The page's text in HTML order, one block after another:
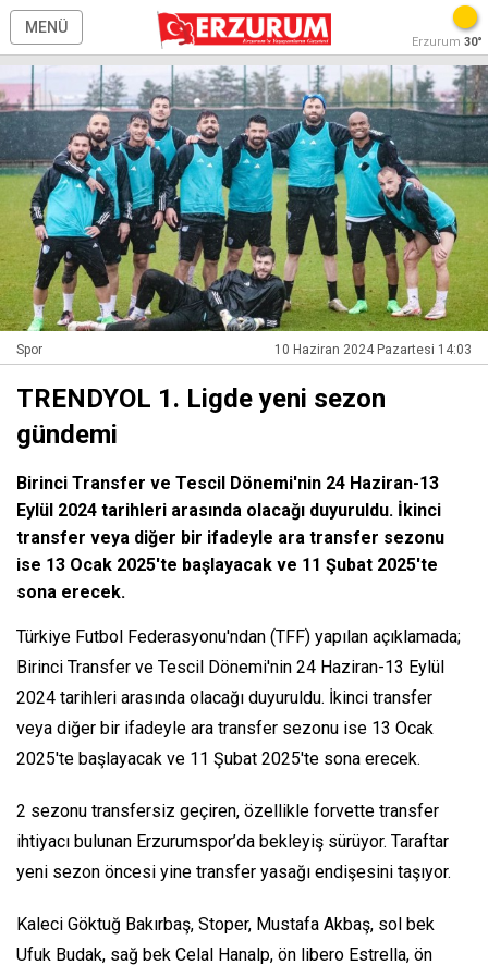
MENÜ
Erzurum 30°
Spor 10 Haziran 2024 Pazartesi 14:03
TRENDYOL 1. Ligde yeni sezon
gündemi
Birinci Transfer ve Tescil Dönemi'nin 24 Haziran-13
Eylül 2024 tarihleri arasında olacağı duyuruldu. İkinci
transfer veya diğer bir ifadeyle ara transfer sezonu
ise 13 Ocak 2025'te başlayacak ve 11 Şubat 2025'te
sona erecek.
Türkiye Futbol Federasyonu'ndan (TFF) yapılan açıklamada;
Birinci Transfer ve Tescil Dönemi'nin 24 Haziran-13 Eylül
2024 tarihleri arasında olacağı duyuruldu. İkinci transfer
veya diğer bir ifadeyle ara transfer sezonu ise 13 Ocak
2025'te başlayacak ve 11 Şubat 2025'te sona erecek.
2 sezonu transfersiz geçiren, özellikle forvette transfer
ihtiyacı bulunan Erzurumspor’da bekleyiş sürüyor. Taraftar
yeni sezon öncesi yine transfer yasağı endişesini taşıyor.
Kaleci Göktuğ Bakırbaş, Stoper, Mustafa Akbaş, sol bek
Ufuk Budak, sağ bek Celal Hanalp, ön libero Estrella, ön